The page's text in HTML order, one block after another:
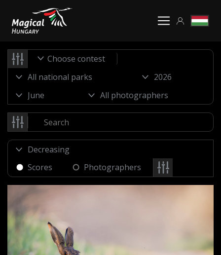
Choose contest
Scores Photographers